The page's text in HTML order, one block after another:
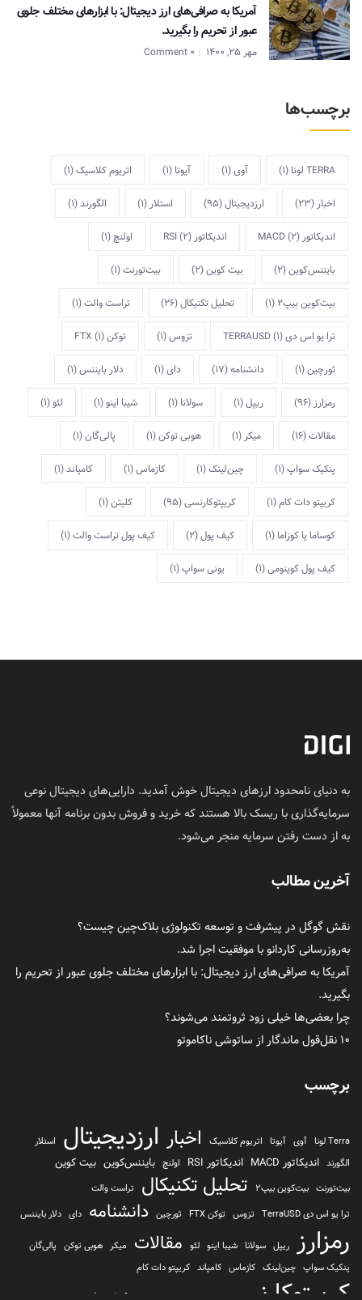
آمریکا به صرافی‌های ارز دیجیتال: با ابزارهای مختلف جلوی
عبور از تحریم را بگیرید.
مهر 25, 1400 0 Comment
برچسب‌ها
TERRA لونا (1) آوی(1) آیوتا (1) اتریوم کلاسیک(1)
اخبار (23) ارزدیجیتال(95) استلار (1) الگورند(1)
اندیکاتور MACD (2) اندیکاتور RSI (2) اولنچ(1)
بایننس‌کوین(2) بیت کوین(2) بیت‌تورنت(1)
بیت‌کوین بیپ2 (1) تحلیل تکنیکال(26) تراست والت(1)
ترا یو اس دی TERRAUSD(1) تزوس(1) توکن FTX(1)
ثورچین(1) دانشنامه(17) دای(1) دلار بایننس(1)
رمزارز (96) ریپل(1) سولانا (1) شیبا اینو(1) لئو(1)
مقالات(16) میکر (1) هوبی توکن(1) پالی‌گان(1)
پنکیک سواپ(1) چین‌لینک(1) کازماس(1) کامپاند(1)
کریپتو دات کام(1) کریپتوکارنسی(95) کلیتن(1)
کوساما یا کوزاما (1) کیف پول(2) کیف پول تراست والت(1)
کیف پول کوینومی(1) یونی سواپ(1)
به دنیای نامحدود ارزهای دیجیتال خوش آمدید. دارایی‌های دیجیتال نوعی
سرمایه‌گذاری با ریسک بالا هستند که خرید و فروش بدون برنامه آنها معمولاً
به از دست رفتن سرمایه منجر می‌شود.
آخرین مطالب
نقش گوگل در پیشرفت و توسعه تکنولوژی بلاک‌چین چیست؟
به‌روزرسانی کاردانو با موفقیت اجرا شد.
آمریکا به صرافی‌های ارز دیجیتال: با ابزارهای مختلف جلوی عبور از تحریم را
بگیرید.
چرا بعضی‌ها خیلی زود ثروتمند می‌شوند؟
۱۰ نقل‌قول ماندگار از ساتوشی ناکاموتو
برچسب
Terra لونا آوی آیوتا اتریوم کلاسیک اخبار ارزدیجیتال
استلار
الگورند اندیکاتور MACD اندیکاتور RSI اولنچ بایننس‌کوین بیت کوین
بیت‌تورنت بیت‌کوین بیپ2 تحلیل تکنیکال
تراست والت
ترا یو اس دی TerraUSD
تزوس توکن FTX ثورچین دانشنامه دای دلار بایننس
رمزارز ریپل سولانا شیبا اینو لئو مقالات میکر هوبی توکن پالی‌گان
پنکیک سواپ چین‌لینک کازماس کامپاند کریپتو دات کام